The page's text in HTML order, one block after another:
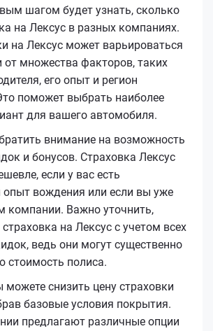
шагом будет узнать, сколько
на Лексус в разных компаниях.
на Лексус может варьироваться
от множества факторов, таких
его опыт и регион
поможет выбрать наиболее
для вашего автомобиля.
внимание на возможность
и бонусов. Страховка Лексус
если у вас есть
опыт вождения или если вы уже
компании. Важно уточнить,
на Лексус с учетом всех
ведь они могут существенно
стоимость полиса.
можете снизить цену страховки
базовые условия покрытия.
предлагают различные опции